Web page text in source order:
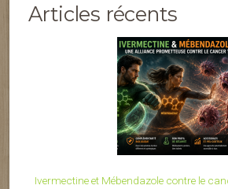
Articles récents
Ivermectine et Mébendazole contre le